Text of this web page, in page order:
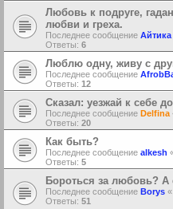
Любовь к подруге,
любви и греха.
Последнее сообщение Айтика
Ответы: 6
Люблю одну, живу с
Последнее сообщение
Ответы: 12
Сказал: уезжай к себе
Последнее сообщение Delfina
Ответы: 20
Как быть?
Последнее сообщение alkesh
Ответы: 5
Бороться за любовь? А
Последнее сообщение Borys «
Ответы: 51